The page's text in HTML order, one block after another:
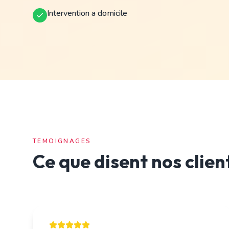
Intervention a domicile
TEMOIGNAGES
Ce que disent nos